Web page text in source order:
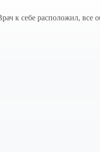
к себе расположил, все